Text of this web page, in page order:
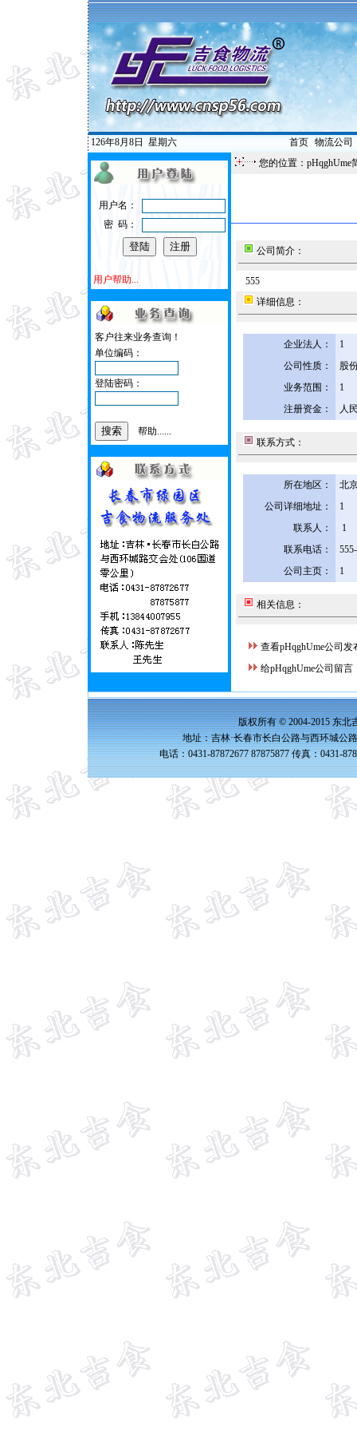
126年8月8日 星期六 首页| 物流公司
用户名：
密 码：
用户帮助...
客户往来业务查询！
单位编码：
登陆密码：
帮助......
您的位置：pHqghUme
公司简介：
555
详细信息：
企业法人：
1
公司性质：
股
业务范围：
1
注册资金：
人
联系方式：
所在地区：
北
公司详细地址：
1
联系人：
1
联系电话：
公司主页：
1
相关信息：
查看pHqghUme公司发
给pHqghUme公司留言
版权所有 © 2004-2015 东北
地址：吉林·长春市长白公路与西环城公
电话：0431-87872677 87875877 传真：0431-